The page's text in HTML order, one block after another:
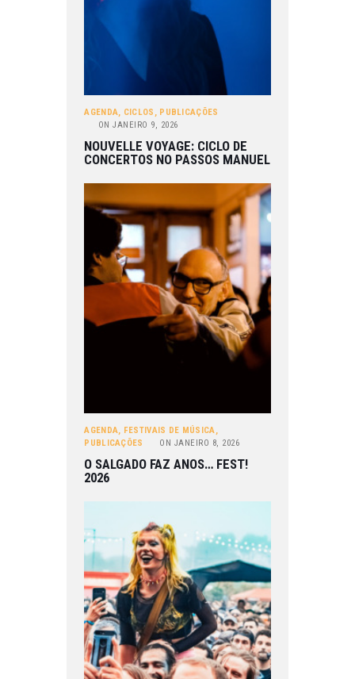
AGENDA, CICLOS , PUBLICAÇÕES
ON JANEIRO 9, 2026
NOUVELLE VOYAGE: CICLO DE
CONCERTOS NO PASSOS MANUEL
AGENDA, FESTIVAIS DE MÚSICA,
PUBLICAÇÕES
ON JANEIRO 8, 2026
O SALGADO FAZ ANOS… FEST!
2026